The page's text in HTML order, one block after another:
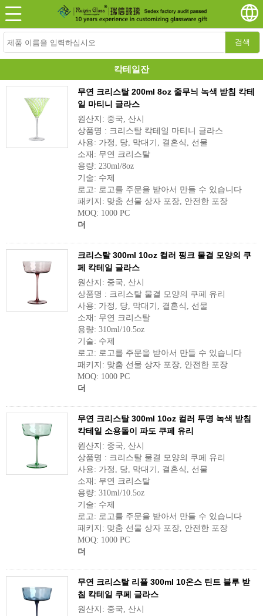
검색
칵테일잔
무연 크리스탈 200ml 8oz 줄무늬 녹색 받침 칵테
일 마티니 글라스
원산지: 중국, 산시
상품명 : 크리스탈 칵테일 마티니 글라스
사용: 가정, 당, 막대기, 결혼식, 선물
소재: 무연 크리스탈
용량: 230ml/8oz
기술: 수제
로고: 로고를 주문을 받아서 만들 수 있습니다
패키지: 맞춤 선물 상자 포장, 안전한 포장
MOQ: 1000 PC
더
크리스탈 300ml 10oz 컬러 핑크 물결 모양의 쿠
페 칵테일 글라스
원산지: 중국, 산시
상품명 : 크리스탈 물결 모양의 쿠페 유리
사용: 가정, 당, 막대기, 결혼식, 선물
소재: 무연 크리스탈
용량: 310ml/10.5oz
기술: 수제
로고: 로고를 주문을 받아서 만들 수 있습니다
패키지: 맞춤 선물 상자 포장, 안전한 포장
MOQ: 1000 PC
더
무연 크리스탈 300ml 10oz 컬러 투명 녹색 받침
칵테일 소용돌이 파도 쿠페 유리
원산지: 중국, 산시
상품명 : 크리스탈 물결 모양의 쿠페 유리
사용: 가정, 당, 막대기, 결혼식, 선물
소재: 무연 크리스탈
용량: 310ml/10.5oz
기술: 수제
로고: 로고를 주문을 받아서 만들 수 있습니다
패키지: 맞춤 선물 상자 포장, 안전한 포장
MOQ: 1000 PC
더
무연 크리스탈 리플 300ml 10온스 틴트 블루 받
침 칵테일 쿠페 글라스
원산지: 중국, 산시